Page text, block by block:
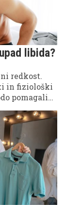
libida?
redkost.
in fiziološki
pomagali
intimnost.